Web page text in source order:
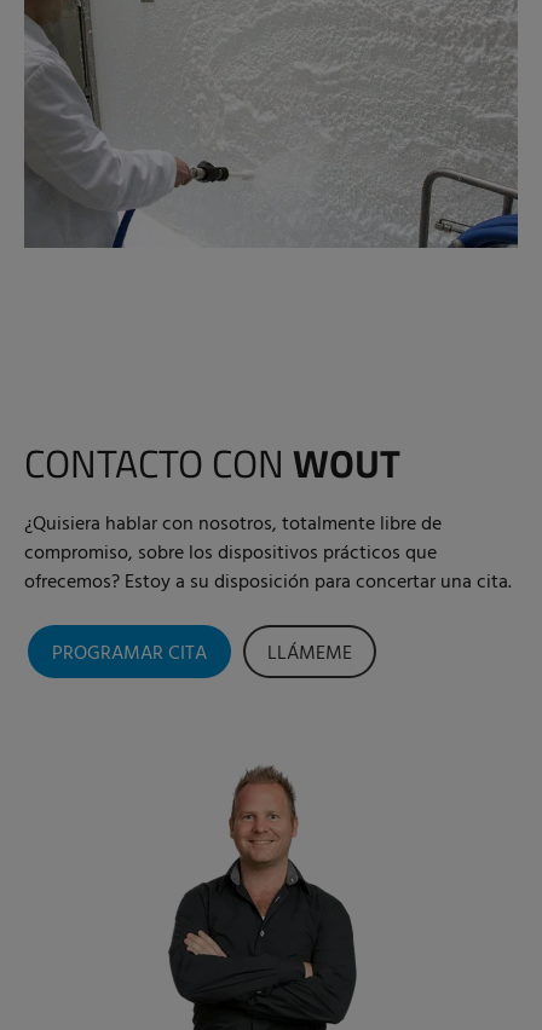
CONTACTO CON WOUT
¿Quisiera hablar con nosotros, totalmente libre de
compromiso, sobre los dispositivos prácticos que
ofrecemos? Estoy a su disposición para concertar una cita.
PROGRAMAR CITA LLÁMEME